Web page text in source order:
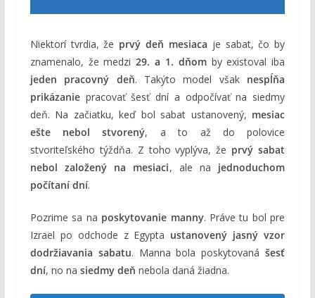
Niektorí tvrdia, že prvý deň mesiaca je sabat, čo by
znamenalo, že medzi29. a 1. dňomby existoval iba
jeden pracovný deň. Takýto model však nespĺňa
prikázaniepracovať šesť dní a odpočívať na siedmy
deň. Na začiatku, keď bol sabat ustanovený, mesiac
ešte nebol stvorený, a to až do polovice
stvoriteľského týždňa. Z toho vyplýva, že prvý sabat
nebol založený na mesiaci, ale na jednoduchom
počítaní dní.
Pozrime sa na poskytovanie manny. Práve tu bol pre
Izrael po odchode z Egypta ustanovený jasný vzor
dodržiavania sabatu. Manna bola poskytovanášesť
dní, no na siedmy deň nebola daná žiadna.